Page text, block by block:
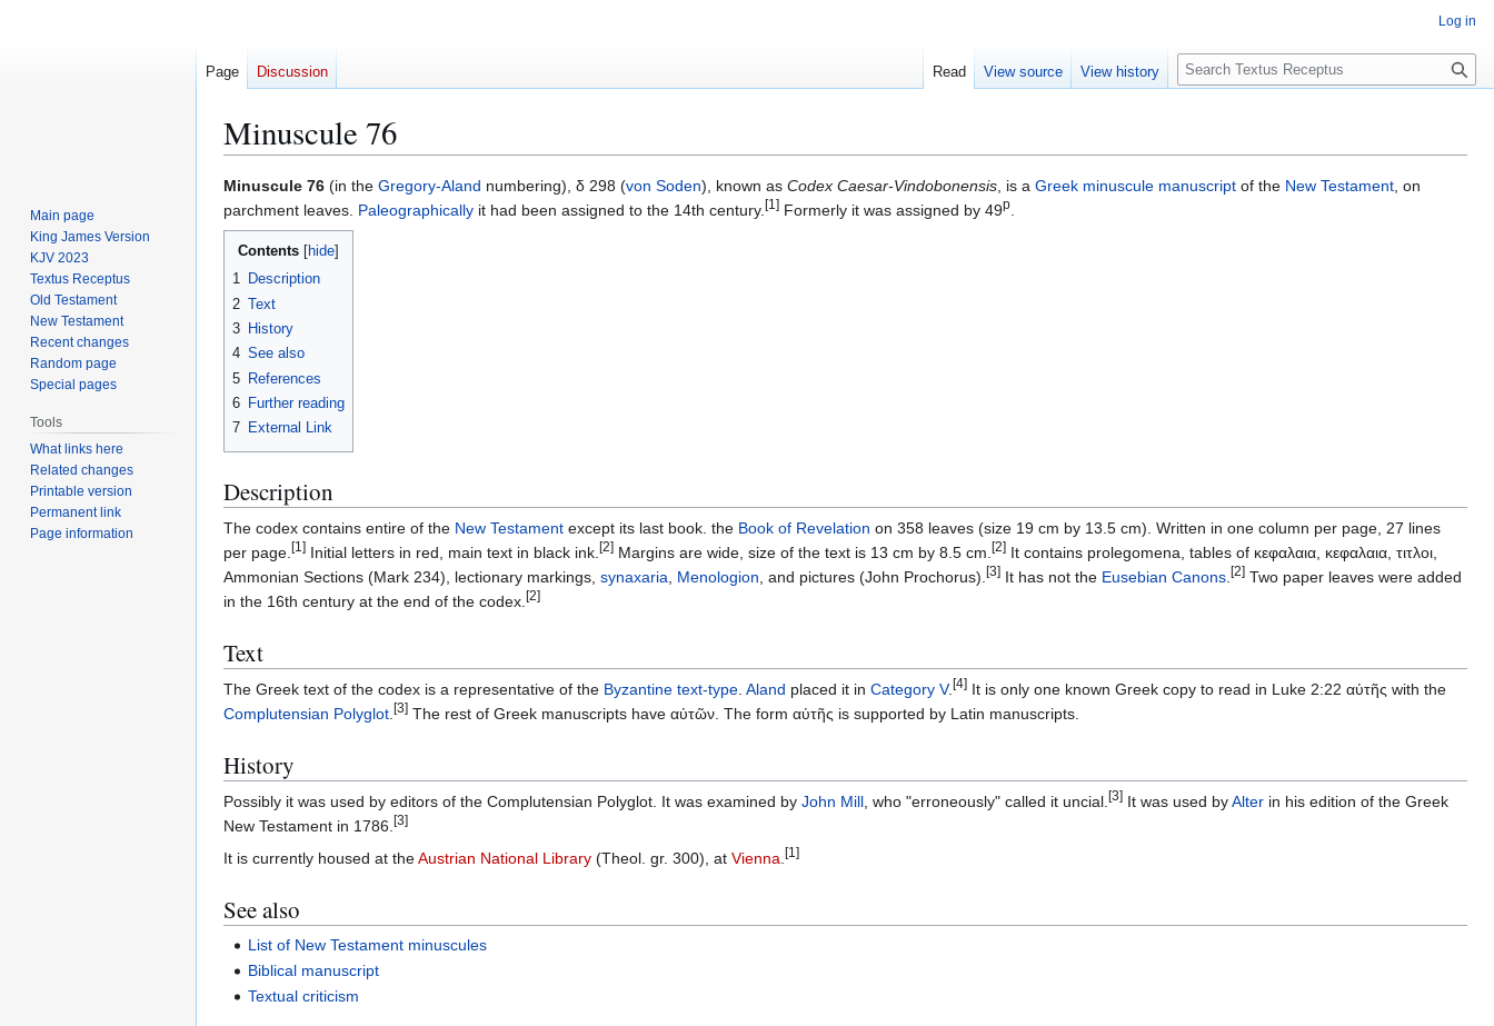
Minuscule 76
Jump
to
navigation
Jump
to
search
Minuscule 76 (in the Gregory-Aland numbering), δ 298 (von Soden), known as Codex Caesar-Vindobonensis, is a Greek minuscule manuscript of the New Testament, on
parchment leaves. Paleographically it had been assigned to the 14th century. [1] Formerly it was assigned by 49p.
Contents
1 Description
2 Text
3 History
4 See also
5 References
6 Further reading
7 External Link
Description
The codex contains entire of the New Testament except its last book. the Book of Revelation on 358 leaves (size 19 cm by 13.5 cm). Written in one column per page, 27 lines
per page. [1] Initial letters in red, main text in black ink. [2] Margins are wide, size of the text is 13 cm by 8.5 cm. [2] It contains prolegomena, tables of κεφαλαια, κεφαλαια, τιτλοι,
Ammonian Sections (Mark 234), lectionary markings, synaxaria, Menologion, and pictures (John Prochorus). [3] It has not the Eusebian Canons. [2] Two paper leaves were added
in the 16th century at the end of the codex. [2]
Text
The Greek text of the codex is a representative of the Byzantine text-type. Aland placed it in Category V. [4] It is only one known Greek copy to read in Luke 2:22 αὐτῆς with the
Complutensian Polyglot. [3] The rest of Greek manuscripts have αὐτῶν. The form αὐτῆς is supported by Latin manuscripts.
History
Possibly it was used by editors of the Complutensian Polyglot. It was examined by John Mill, who "erroneously" called it uncial. [3] It was used byAlter in his edition of the Greek
New Testament in 1786. [3]
It is currently housed at theAustrian National Library (Theol. gr. 300), at Vienna. [1]
See also
List of New Testament minuscules
Biblical manuscript
Textual criticism
Log in
Page Discussion Read View source View history
S
e
c
h
Main page
King James Version
KJV 2023
Textus Receptus
Old Testament
New Testament
Recent changes
Random page
Special pages
Tools
What links here
Related changes
Printable version
Permanent link
Page information